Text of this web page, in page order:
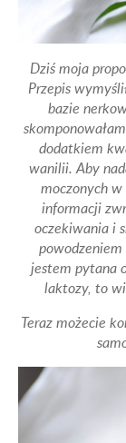
Dziś moja
Przepis
bazie
dodatkiem
wanilii. Aby
moczonych
informacji
oczekiwania i
jestem pytana
laktozy, to
Teraz możecie